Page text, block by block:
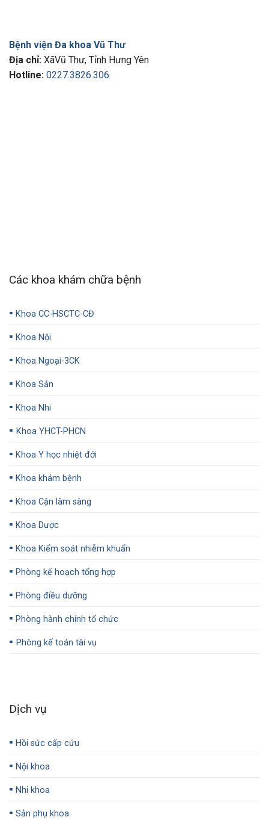
Bệnh viện Đa khoa Vũ Thư
Địa chỉ: XãVũ Thư, Tỉnh Hưng Yên
Hotline: 0227.3826.306
Các khoa khám chữa bệnh
▪️ Khoa CC-HSCTC-CĐ
▪️ Khoa Nội
▪️ Khoa Ngoại-3CK
▪️ Khoa Sản
▪️ Khoa Nhi
▪️ Khoa YHCT-PHCN
▪️ Khoa Y học nhiệt đới
▪️ Khoa khám bệnh
▪️ Khoa Cận lâm sàng
▪️ Khoa Dược
▪️ Khoa Kiểm soát nhiễm khuẩn
▪️ Phòng kế hoạch tổng hợp
▪️ Phòng điều dưỡng
▪️ Phòng hành chính tổ chức
▪️ Phòng kế toán tài vụ
Dịch vụ
▪️ Hồi sức cấp cứu
▪️ Nội khoa
▪️ Nhi khoa
▪️ Sản phụ khoa